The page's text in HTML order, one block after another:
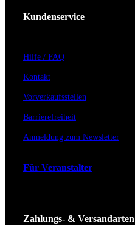
Kundenservice
Hilfe / FAQ
Kontakt
Vorverkaufsstellen
Barrierefreiheit
Anmeldung zum Newsletter
Für Veranstalter
Zahlungs- & Versandarten